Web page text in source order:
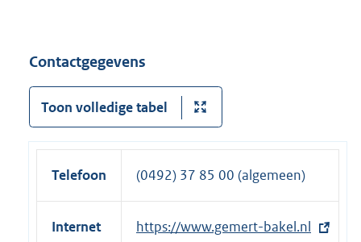
Contactgegevens
Toon volledige tabel
Telefoon (0492) 37 85 00 (algemeen)
Internet
E
https://www.gemert-bakel.nl